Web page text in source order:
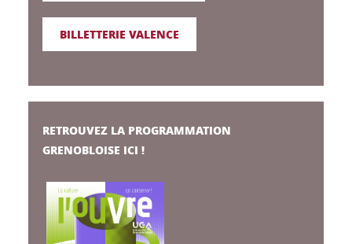
BILLETTERIE VALENCE
RETROUVEZ LA PROGRAMMATION
GRENOBLOISE ICI !